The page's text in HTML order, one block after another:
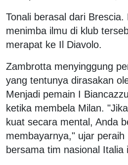
Tonali berasal dari
menimba ilmu di klub
merapat ke Il Diavolo.
Zambrotta menyinggung
yang tentunya dirasakan
Menjadi pemain I
ketika membela Milan.
kuat secara mental, Anda
membayarnya," ujar peraih
bersama tim nasional Italia